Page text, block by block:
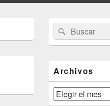
área
de
widget
lateral
primaria
Buscar
por:
Buscar
Archivos
Archivos